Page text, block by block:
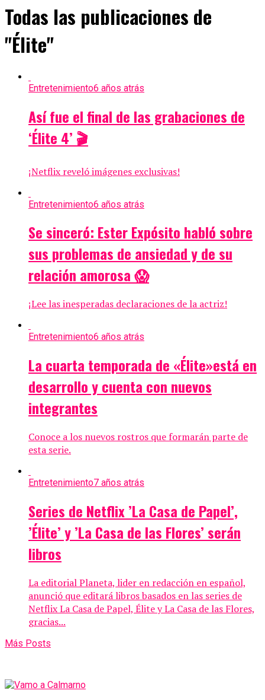
Todas las publicaciones de
"Élite"
Entretenimiento6 años atrás
Así fue el final de las grabaciones de
‘Élite 4’ 🎬
¡Netflix reveló imágenes exclusivas!
Entretenimiento6 años atrás
Se sinceró: Ester Expósito habló sobre
sus problemas de ansiedad y de su
relación amorosa 😱
¡Lee las inesperadas declaraciones de la actriz!
Entretenimiento6 años atrás
La cuarta temporada de «Élite»está en
desarrollo y cuenta con nuevos
integrantes
Conoce a los nuevos rostros que formarán parte de
esta serie.
Entretenimiento7 años atrás
Series de Netflix ’La Casa de Papel’,
’Élite’ y ’La Casa de las Flores’ serán
libros
La editorial Planeta, lider en redacción en español,
anunció que editará libros basados en las series de
Netflix La Casa de Papel, Élite y La Casa de las Flores,
gracias...
Más Posts